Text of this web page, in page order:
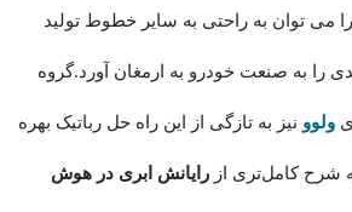
می توان به راحتی به سایر خطوط تولید
را به صنعت خودرو به ارمغان آورد.گروه
ولوو نیز به تازگی از این راه حل رباتیک بهره
شرح کامل‌تری از رایانش ابری در هوش